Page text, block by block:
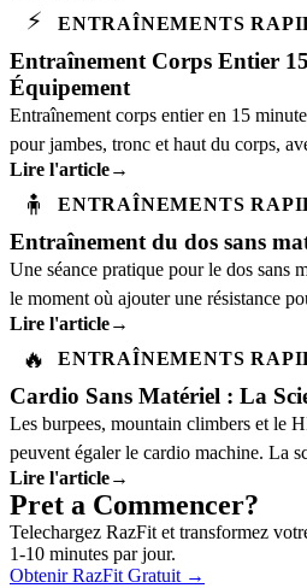
⚡ ENTRAÎNEMENTS
Entraînement Corps Entier
Équipement
Entraînement corps entier en 15
pour jambes, tronc et haut du corps,
niveau.
Lire l'article→
🧍 ENTRAÎNEMENTS
Entraînement du dos sans
Une séance pratique pour le dos sans
le moment où ajouter une résistance
Lire l'article→
🔥 ENTRAÎNEMENTS
Cardio Sans Matériel : La
Les burpees, mountain climbers et le
peuvent égaler le cardio machine. La
pourquoi.
Lire l'article→
Pret a Commencer?
Telechargez RazFit et transformez
1-10 minutes par jour.
Obtenir RazFit Gratuit →